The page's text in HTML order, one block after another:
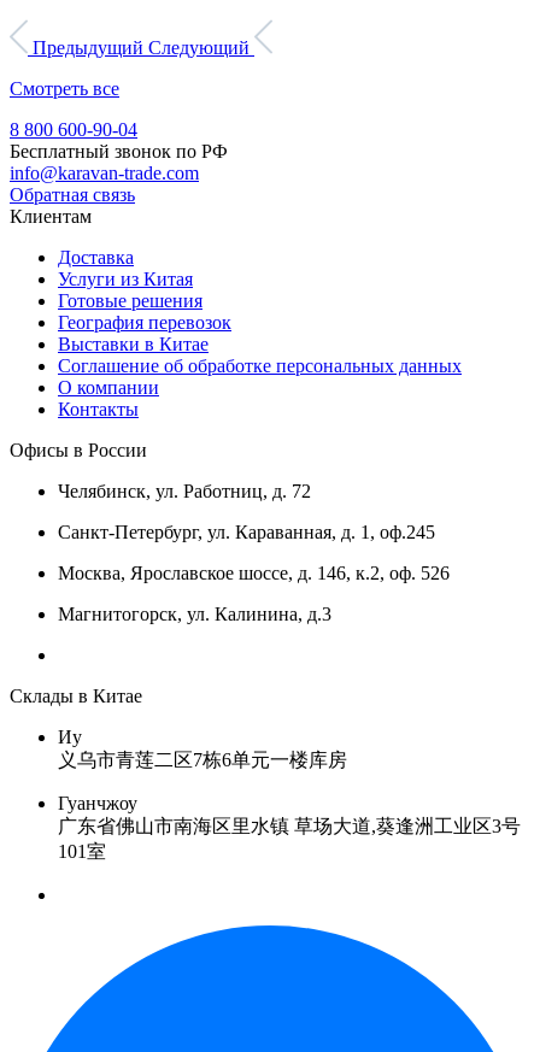
Предыдущий Следующий
Смотреть все
8 800 600-90-04
Бесплатный звонок по РФ
info@karavan-trade.com
Обратная связь
Клиентам
Доставка
Услуги из Китая
Готовые решения
География перевозок
Выставки в Китае
Соглашение об обработке персональных данных
О компании
Контакты
Офисы в России
Челябинск, ул. Работниц, д. 72
Санкт-Петербург, ул. Караванная, д. 1, оф.245
Москва, Ярославское шоссе, д. 146, к.2, оф. 526
Магнитогорск, ул. Калинина, д.3
Склады в Китае
Иу
义乌市青莲二区7栋6单元一楼库房
Гуанчжоу
广东省佛山市南海区里水镇 草场大道,葵逢洲工业区3号
101室